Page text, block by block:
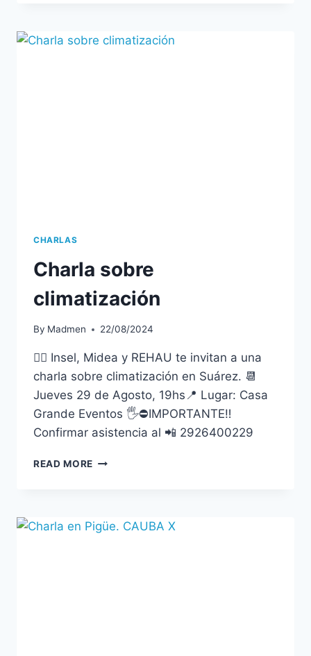
CHARLAS
Charla sobre
climatización
By Madmen 22/08/2024
👉🏼 Insel, Midea y REHAU te invitan a una
charla sobre climatización en Suárez. 📆
Jueves 29 de Agosto, 19hs📍 Lugar: Casa
Grande Eventos 🖐️⛔IMPORTANTE‼️
Confirmar asistencia al 📲 2926400229
READ MORE